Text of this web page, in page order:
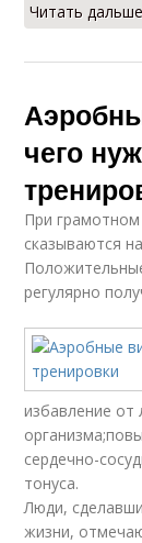
Читать
чего
При
сказываются
регулярно
избавление от
сердечно-
тонуса.
Люди,
жизни,